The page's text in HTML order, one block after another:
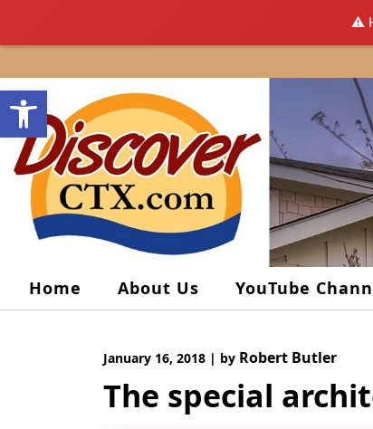
Open toolbar
⚠️
to
content
Home About Us YouTube
January 16, 2018 | by Robert Butler
The special